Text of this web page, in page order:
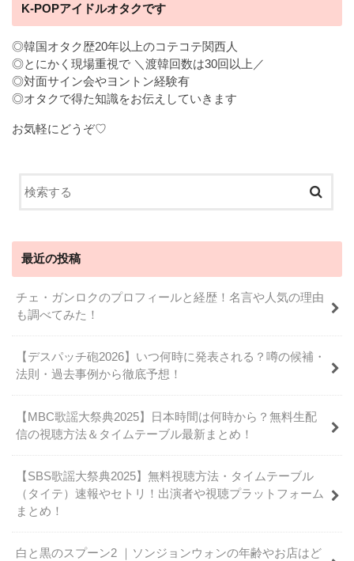
K-POPアイドルオタクです
◎韓国オタク歴20年以上のコテコテ関西人
◎とにかく現場重視で ＼渡韓回数は30回以上／
◎対面サイン会やヨントン経験有
◎オタクで得た知識をお伝えしていきます
お気軽にどうぞ♡
最近の投稿
チェ・ガンロクのプロフィールと経歴！名言や人気の理由
も調べてみた！
【デスパッチ砲2026】いつ何時に発表される？噂の候補・
法則・過去事例から徹底予想！
【MBC歌謡大祭典2025】日本時間は何時から？無料生配
信の視聴方法＆タイムテーブル最新まとめ！
【SBS歌謡大祭典2025】無料視聴方法・タイムテーブル
（タイテ）速報やセトリ！出演者や視聴プラットフォーム
まとめ！
白と黒のスプーン2 ｜ソンジョンウォンの年齢やお店はど